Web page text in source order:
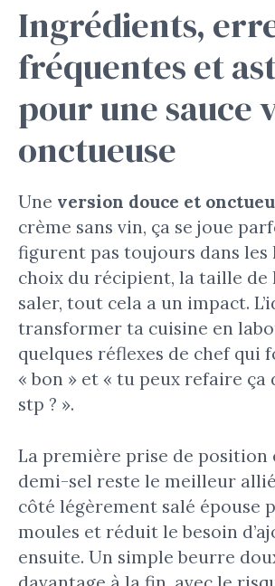
Ingrédients,
fréquentes et
pour une sauce
onctueuse
Une version douce et
crème sans vin, ça se joue
figurent pas toujours dans les
choix du récipient, la taille de
saler, tout cela a un impact.
transformer ta cuisine en
quelques réflexes de chef
« bon » et « tu peux refaire
stp ? ».
La première prise de position
demi-sel reste le meilleur
côté légèrement salé épouse
moules et réduit le besoin
ensuite. Un simple beurre